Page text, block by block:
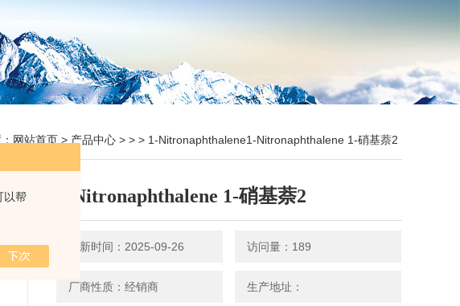
以帮
网站首页 > 产品中心 > > > 1-Nitronaphthalene1-Nitronaphthalene 1-硝基萘2
1-Nitronaphthalene 1-硝基萘2
更新时间：2025-09-26 访问量：189
厂商性质：经销商 生产地址：